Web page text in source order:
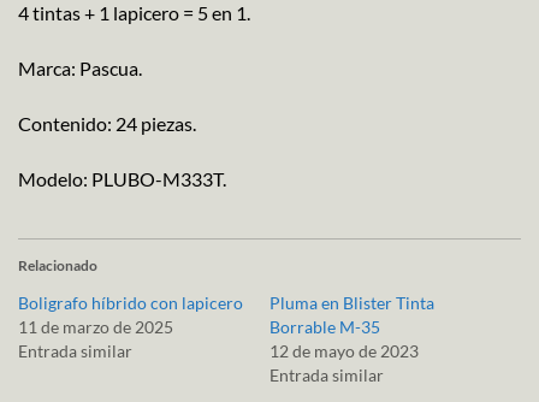
4 tintas + 1 lapicero = 5 en 1.
Marca: Pascua.
Contenido: 24 piezas.
Modelo: PLUBO-M333T.
Relacionado
Boligrafo híbrido con lapicero
11 de marzo de 2025
Entrada similar
Pluma en Blister Tinta
Borrable M-35
12 de mayo de 2023
Entrada similar